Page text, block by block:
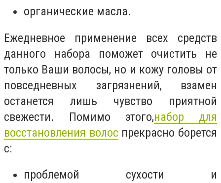
органические масла.
Ежедневное применение всех средств
данного набора поможет очистить не
только Ваши волосы, но и кожу головы от
повседневных загрязнений, взамен
останется лишь чувство приятной
свежести. Помимо этого,набор для
восстановления волос прекрасно борется
с:
проблемой сухости и